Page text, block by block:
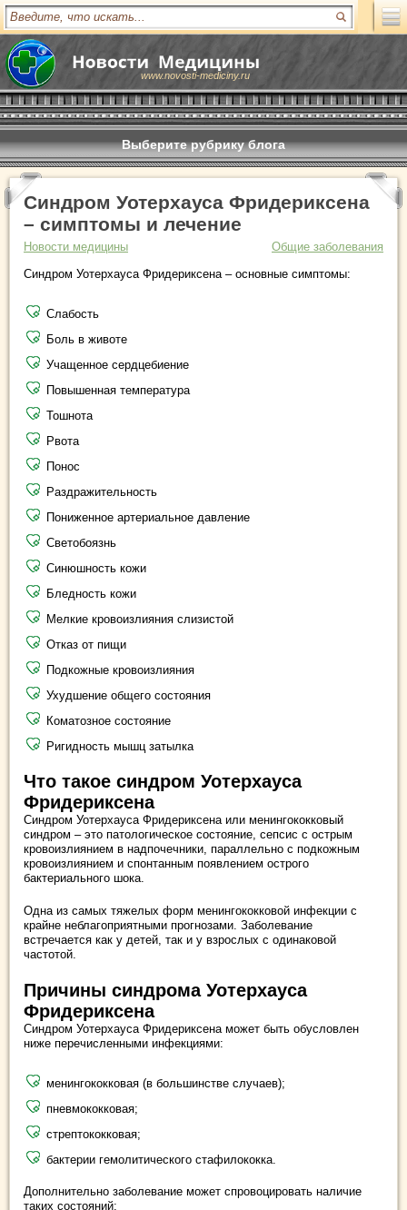
www.novosti-mediciny.ru
Выберите рубрику блога
Синдром Уотерхауса Фридериксена
– симптомы и лечение
Новости медицины
Общие заболевания
Синдром Уотерхауса Фридериксена – основные симптомы:
Слабость
Боль в животе
Учащенное сердцебиение
Повышенная температура
Тошнота
Рвота
Понос
Раздражительность
Пониженное артериальное давление
Светобоязнь
Синюшность кожи
Бледность кожи
Мелкие кровоизлияния слизистой
Отказ от пищи
Подкожные кровоизлияния
Ухудшение общего состояния
Коматозное состояние
Ригидность мышц затылка
Что такое синдром Уотерхауса
Фридериксена
Синдром Уотерхауса Фридериксена или менингококковый
синдром – это патологическое состояние, сепсис с острым
кровоизлиянием в надпочечники, параллельно с подкожным
кровоизлиянием и спонтанным появлением острого
бактериального шока.
Одна из самых тяжелых форм менингококковой инфекции с
крайне неблагоприятными прогнозами. Заболевание
встречается как у детей, так и у взрослых с одинаковой
частотой.
Причины синдрома Уотерхауса
Фридериксена
Синдром Уотерхауса Фридериксена может быть обусловлен
ниже перечисленными инфекциями:
менингококковая (в большинстве случаев);
пневмококковая;
стрептококковая;
бактерии гемолитического стафилококка.
Дополнительно заболевание может спровоцировать наличие
таких состояний: